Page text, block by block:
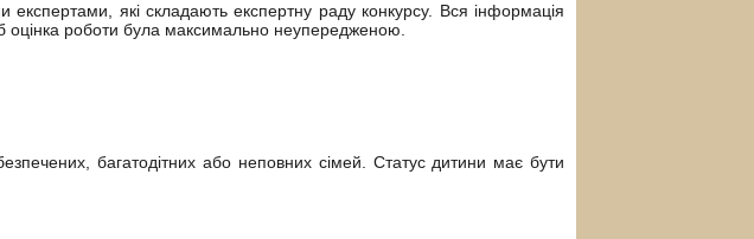
які складають експертну раду конкурсу. Вся інформація
роботи була максимально неупередженою.
багатодітних або неповних сімей. Статус дитини має бути